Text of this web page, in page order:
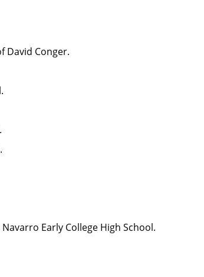
David Conger.
Early College High School.